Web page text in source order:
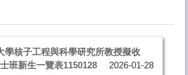
學核子工程與科學研究所教授擬收
班新生一覽表1150128
2026-01-28